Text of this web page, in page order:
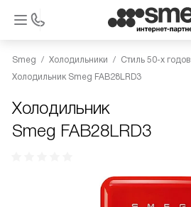
Smeg Холодильники
Стиль 50-х годов
Холодильник Smeg FAB28LRD3
Холодильник
Smeg FAB28LRD3